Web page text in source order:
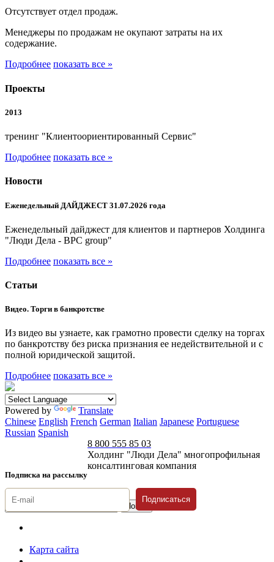
Отсутствует отдел продаж.
Менеджеры по продажам не окупают затраты на их
содержание.
Подробнее показать все »
Проекты
2013
тренинг "Клиентоориентированный Сервис"
Подробнее показать все »
Новости
Еженедельный ДАЙДЖЕСТ 31.07.2026 года
Еженедельный дайджест для клиентов и партнеров Холдинга
"Люди Дела - BPC group"
Подробнее показать все »
Статьи
Видео. Торги в банкротстве
Из видео вы узнаете, как грамотно провести сделку на торгах
по банкротству без риска признания ее недействительной и с
полной юридической защитой.
Подробнее показать все »
Powered by
Translate
Chinese English French German Italian Japanese Portuguese
Russian Spanish
Подписка на рассылку
8 800 555 85 03
Холдинг "Люди Дела" многопрофильная
консалтинговая компания
Подписаться
Карта сайта